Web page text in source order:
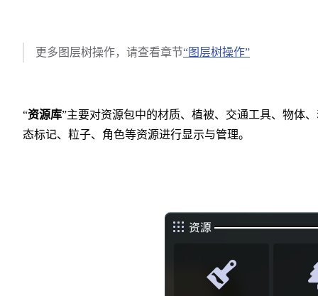
更多图层树操作，请查看章节“图层树操作”
“资源库”主要对资源包中的材质、植被、交通工具、物体
态标记、粒子、角色等资源进行显示与管理。